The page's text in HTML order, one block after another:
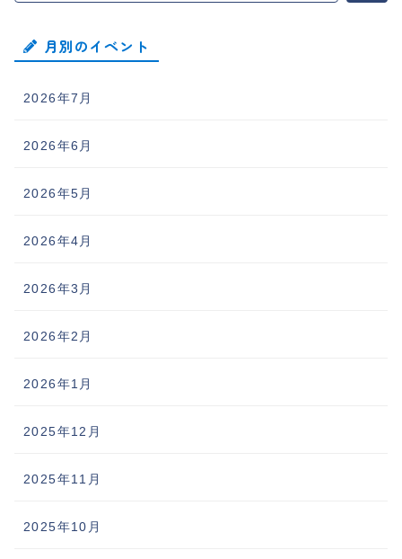
月別のイベント
2026年7月
2026年6月
2026年5月
2026年4月
2026年3月
2026年2月
2026年1月
2025年12月
2025年11月
2025年10月